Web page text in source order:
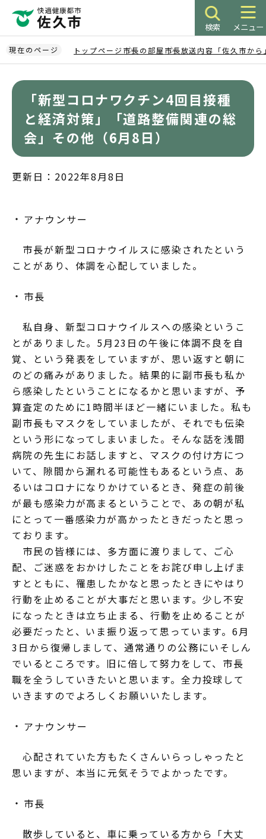
ペ
ー
ジ
検索 メニュー
現在のページ トップページ 市長の部屋 市長放送内容「佐久市から
「新型コロナワクチン4回目接種
と経済対策」「道路整備関連の総
会」その他（6月8日）
更新日：2022年8月8日
アナウンサー
市長が新型コロナウイルスに感染されたという
ことがあり、体調を心配していました。
市長
私自身、新型コロナウイルスへの感染というこ
とがありました。5月23日の午後に体調不良を自
覚、という発表をしていますが、思い返すと朝に
のどの痛みがありました。結果的に副市長も私か
ら感染したということになるかと思いますが、予
算査定のために1時間半ほど一緒にいました。私も
副市長もマスクをしていましたが、それでも伝染
という形になってしまいました。そんな話を浅間
病院の先生にお話しますと、マスクの付け方につ
いて、隙間から漏れる可能性もあるという点、あ
るいはコロナになりかけているとき、発症の前後
が最も感染力が高まるということで、あの朝が私
にとって一番感染力が高かったときだったと思っ
ております。
市民の皆様には、多方面に渡りまして、ご心
配、ご迷惑をおかけしたことをお詫び申し上げま
すとともに、罹患したかなと思ったときにやはり
行動を止めることが大事だと思います。少し不安
になったときは立ち止まる、行動を止めることが
必要だったと、いま振り返って思っています。6月
3日から復帰しまして、通常通りの公務にいそしん
でいるところです。旧に倍して努力をして、市長
職を全うしていきたいと思います。全力投球して
いきますのでよろしくお願いいたします。
アナウンサー
心配されていた方もたくさんいらっしゃったと
思いますが、本当に元気そうでよかったです。
市長
散歩していると、車に乗っている方から「大丈